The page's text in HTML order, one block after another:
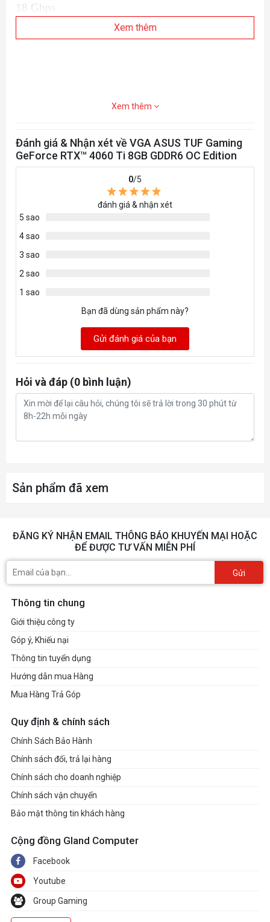
18 Gbps
128-bit
Yes x 1 (Native HDMI 2.1)
HDCP Support Yes (2.3)
Maximum Display Support
NVlink/ Crossfire Support
1 x Speedsetup Manual
1 x Thank you Card
1 x TUF Graphic card holder
1 x TUF Gaming Ceritificate
1 x TUF Velcro Hook & Loop
Driver & Studio Driver: please download all
software from the support site.
Dimensions
Power Connectors
1 x 8-pin
3.12 slot
AURA SYNC
ARGB
Xem thêm
Xem thêm
Đánh giá & Nhận xét về VGA ASUS TUF Gaming
GeForce RTX™ 4060 Ti 8GB GDDR6 OC Edition
0/5
đánh giá & nhận xét
5 sao
4 sao
3 sao
2 sao
1 sao
Bạn đã dùng sản phẩm này?
Gửi đánh giá của bạn
Hỏi và đáp (0 bình luận)
Sản phẩm đã xem
ĐĂNG KÝ NHẬN EMAIL THÔNG BÁO KHUYẾN MẠI HOẶC
ĐỂ ĐƯỢC TƯ VẤN MIỄN PHÍ
Gửi
Thông tin chung
Giới thiệu công ty
Góp ý, Khiếu nại
Thông tin tuyển dụng
Hướng dẫn mua Hàng
Mua Hàng Trả Góp
Quy định & chính sách
Chính Sách Bảo Hành
Chính sách đổi, trả lại hàng
Chính sách cho doanh nghiệp
Chính sách vận chuyển
Bảo mật thông tin khách hàng
Cộng đồng Gland Computer
Facebook
Youtube
Group Gaming